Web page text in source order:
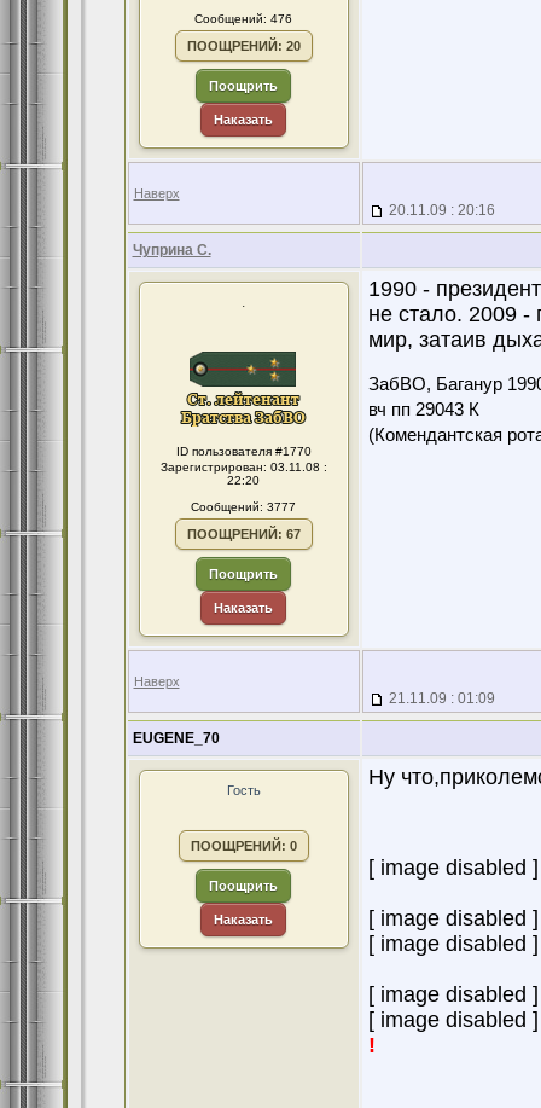
Сообщений: 476
ПООЩРЕНИЙ: 20
Поощрить
Наказать
Наверх
20.11.09 : 20:16
Чуприна С.
.
ID пользователя #1770
Зарегистрирован: 03.11.08 :
22:20
Сообщений: 3777
ПООЩРЕНИЙ: 67
Поощрить
Наказать
1990 -
не стало. 2009
мир, затаив
ЗабВО, Баганур
вч пп 29043 К
(Комендантская
Наверх
21.11.09 : 01:09
EUGENE_70
Гость
ПООЩРЕНИЙ: 0
Поощрить
Наказать
Ну
[ image disabled ]
[ image disabled ]
[ image disabled ]
[ image disabled ]
[ image disabled ]
!